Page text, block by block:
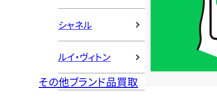
シャネル
ルイ・ヴィトン
その他ブランド品買取
査